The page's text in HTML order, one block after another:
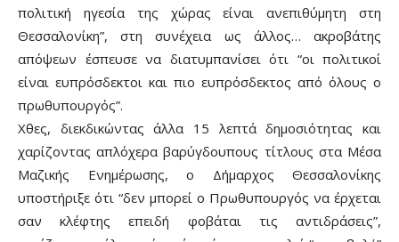
πολιτική ηγεσία της χώρας είναι ανεπιθύμητη στη
Θεσσαλονίκη”, στη συνέχεια ως άλλος… ακροβάτης
απόψεων έσπευσε να διατυμπανίσει ότι “οι πολιτικοί
είναι ευπρόσδεκτοι και πιο ευπρόσδεκτος από όλους ο
πρωθυπουργός”.
Χθες, διεκδικώντας άλλα 15 λεπτά δημοσιότητας και
χαρίζοντας απλόχερα βαρύγδουπους τίτλους στα Μέσα
Μαζικής Ενημέρωσης, ο Δήμαρχος Θεσσαλονίκης
υποστήριξε ότι “δεν μπορεί ο Πρωθυπουργός να έρχεται
σαν κλέφτης επειδή φοβάται τις αντιδράσεις”,